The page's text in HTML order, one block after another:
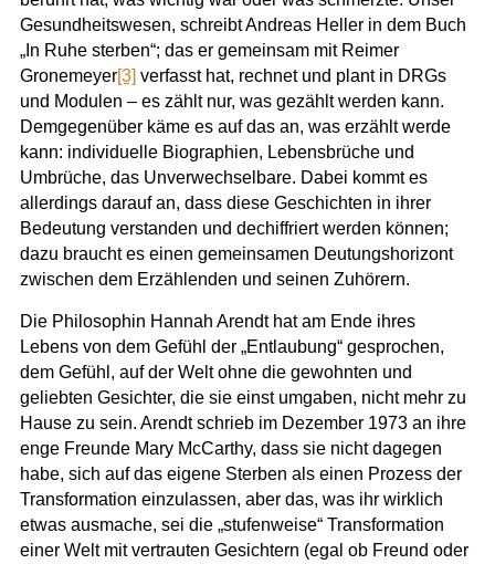
Gesundheitswesen, schreibt Andreas Heller in dem Buch
„In Ruhe sterben“; das er gemeinsam mit Reimer
Gronemeyer[3] verfasst hat, rechnet und plant in DRGs
und Modulen – es zählt nur, was gezählt werden kann.
Demgegenüber käme es auf das an, was erzählt werde
kann: individuelle Biographien, Lebensbrüche und
Umbrüche, das Unverwechselbare. Dabei kommt es
allerdings darauf an, dass diese Geschichten in ihrer
Bedeutung verstanden und dechiffriert werden können;
dazu braucht es einen gemeinsamen Deutungshorizont
zwischen dem Erzählenden und seinen Zuhörern.
Die Philosophin Hannah Arendt hat am Ende ihres
Lebens von dem Gefühl der „Entlaubung“ gesprochen,
dem Gefühl, auf der Welt ohne die gewohnten und
geliebten Gesichter, die sie einst umgaben, nicht mehr zu
Hause zu sein. Arendt schrieb im Dezember 1973 an ihre
enge Freunde Mary McCarthy, dass sie nicht dagegen
habe, sich auf das eigene Sterben als einen Prozess der
Transformation einzulassen, aber das, was ihr wirklich
etwas ausmache, sei die „stufenweise“ Transformation
einer Welt mit vertrauten Gesichtern (egal ob Freund oder